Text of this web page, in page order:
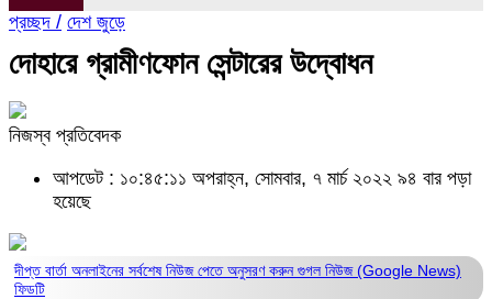
প্রচ্ছদ / দেশ জুড়ে
দোহারে গ্রামীণফোন সেন্টারের উদ্বোধন
নিজস্ব প্রতিবেদক
আপডেট : ১০:৪৫:১১ অপরাহ্ন, সোমবার, ৭ মার্চ ২০২২ ৯৪ বার পড়া
হয়েছে
দীপ্ত বার্তা অনলাইনের সর্বশেষ নিউজ পেতে অনুসরণ করুনগুগল নিউজ (Google News)
ফিডটি